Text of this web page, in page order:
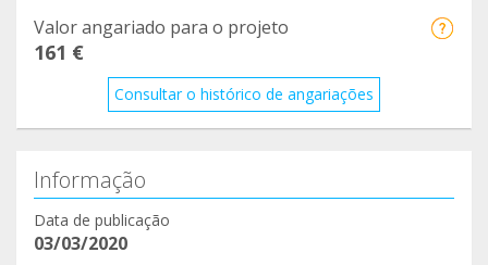
Valor angariado para o projeto
161 €
Consultar o histórico de angariações
Informação
Data de publicação
03/03/2020